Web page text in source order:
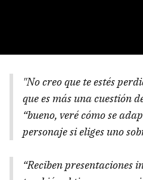
"No creo que te estés
que es más una cuestión
“bueno, veré cómo se
personaje si eliges uno
“Reciben presentaciones